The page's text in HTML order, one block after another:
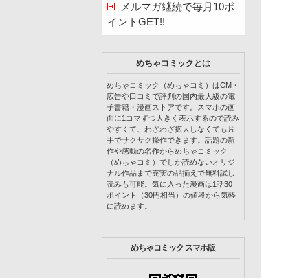
メルマガ継続で毎月10ポ
イントGET!!
めちゃコミックとは
めちゃコミック（めちゃコミ）はCM・
広告や口コミで評判の国内最大級の電
子書籍・漫画ストアです。スマホの画
面に1コマずつ大きく表示するので読み
やすくて、わざわざ拡大しなくても片
手でサクサク操作できます。話題の新
作や感動の名作からめちゃコミック
（めちゃコミ）でしか読めないオリジ
ナル作品まで充実の品揃えで無料試し
読みも可能。気に入った漫画は1話30
ポイント（30円相当）の値段から気軽
に読めます。
めちゃコミック スマホ版